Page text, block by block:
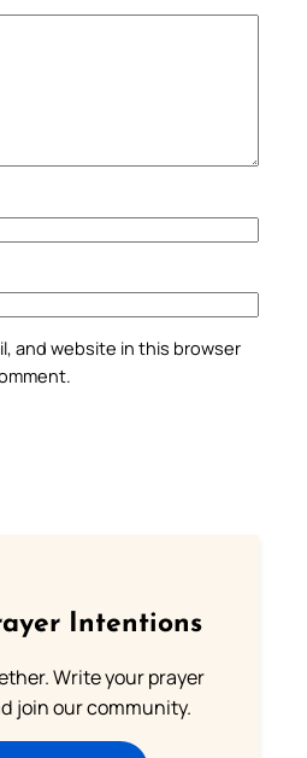
and website in this browser
Intentions
Write your prayer
join our community.